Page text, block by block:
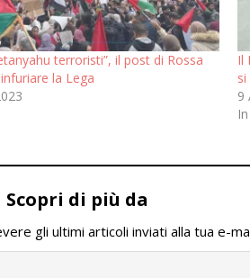
terroristi”, il post di Rossa
la Lega
Il
9
Scopri di più da
gli ultimi articoli inviati alla tua e-